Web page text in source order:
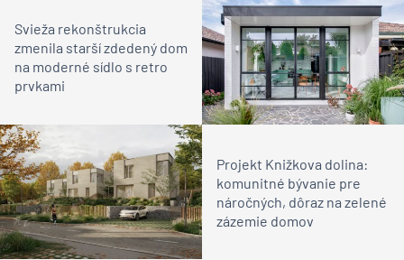
Svieža rekonštrukcia
zmenila starší zdedený dom
na moderné sídlo s retro
prvkami
Projekt Knižkova dolina:
komunitné bývanie pre
náročných, dôraz na zelené
zázemie domov